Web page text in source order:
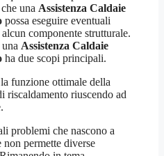
una Assistenza Caldaie
possa eseguire eventuali
componente strutturale.
Assistenza Caldaie
ha due scopi principali.
funzione ottimale della
riscaldamento riuscendo ad
problemi che nascono a
permette diverse